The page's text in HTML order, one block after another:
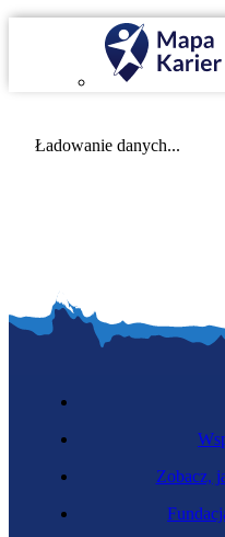
Ładowanie danych...
Zobacz,